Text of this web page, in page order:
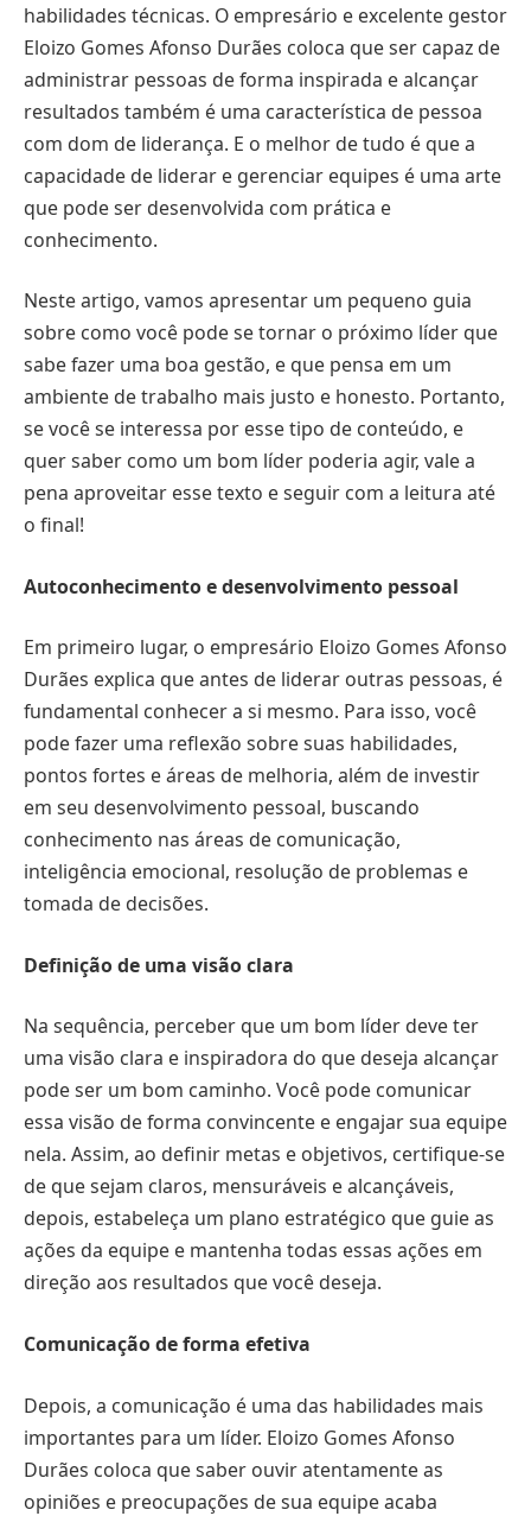
habilidades técnicas. O empresário e excelente gestor
Eloizo Gomes Afonso Durães coloca que ser capaz de
administrar pessoas de forma inspirada e alcançar
resultados também é uma característica de pessoa
com dom de liderança. E o melhor de tudo é que a
capacidade de liderar e gerenciar equipes é uma arte
que pode ser desenvolvida com prática e
conhecimento.
Neste artigo, vamos apresentar um pequeno guia
sobre como você pode se tornar o próximo líder que
sabe fazer uma boa gestão, e que pensa em um
ambiente de trabalho mais justo e honesto. Portanto,
se você se interessa por esse tipo de conteúdo, e
quer saber como um bom líder poderia agir, vale a
pena aproveitar esse texto e seguir com a leitura até
o final!
Autoconhecimento e desenvolvimento pessoal
Em primeiro lugar, o empresário Eloizo Gomes Afonso
Durães explica que antes de liderar outras pessoas, é
fundamental conhecer a si mesmo. Para isso, você
pode fazer uma reflexão sobre suas habilidades,
pontos fortes e áreas de melhoria, além de investir
em seu desenvolvimento pessoal, buscando
conhecimento nas áreas de comunicação,
inteligência emocional, resolução de problemas e
tomada de decisões.
Definição de uma visão clara
Na sequência, perceber que um bom líder deve ter
uma visão clara e inspiradora do que deseja alcançar
pode ser um bom caminho. Você pode comunicar
essa visão de forma convincente e engajar sua equipe
nela. Assim, ao definir metas e objetivos, certifique-se
de que sejam claros, mensuráveis ​​e alcançáveis,
depois, estabeleça um plano estratégico que guie as
ações da equipe e mantenha todas essas ações em
direção aos resultados que você deseja.
Comunicação de forma efetiva
Depois, a comunicação é uma das habilidades mais
importantes para um líder. Eloizo Gomes Afonso
Durães coloca que saber ouvir atentamente as
opiniões e preocupações de sua equipe acaba